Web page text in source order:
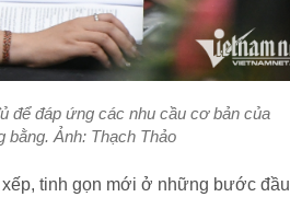
để đáp ứng các nhu cầu cơ bản của
bằng. Ảnh: Thạch Thảo
tinh gọn mới ở những bước đầu